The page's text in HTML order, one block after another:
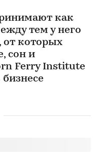
как
тем у него
от которых
сон и
Ferry Institute
бизнесе